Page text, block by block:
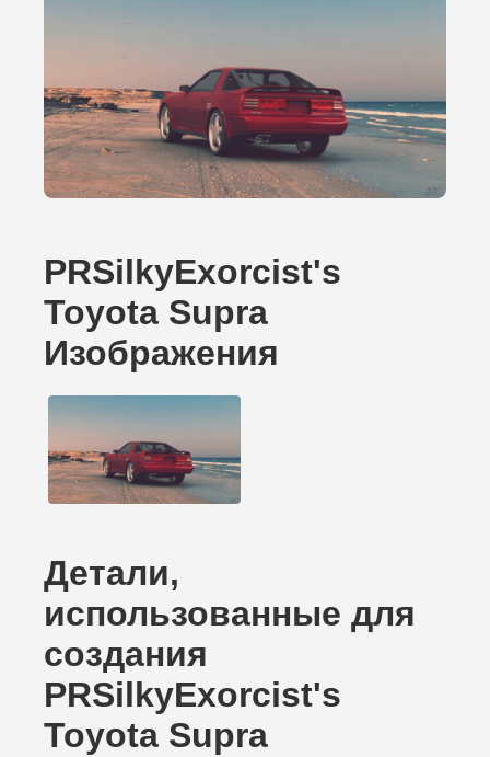
PRSilkyExorcist's
Toyota Supra
Изображения
Детали,
использованные для
создания
PRSilkyExorcist's
Toyota Supra